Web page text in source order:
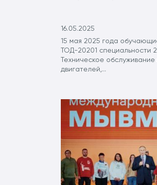
16.05.2025
15 мая 2025 года
ТОД-20201 специальности
Техническое
двигателей,...